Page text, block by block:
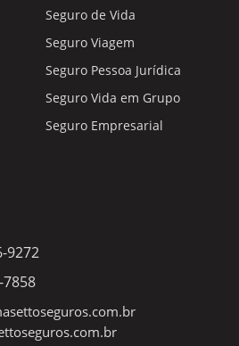
Seguro de Vida
Seguro Viagem
Seguro Pessoa Jurídica
Seguro Vida em Grupo
Seguro Empresarial
9272
7858